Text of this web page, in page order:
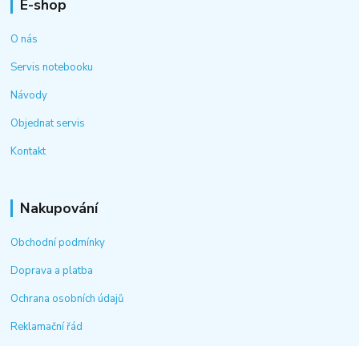
E-shop
O nás
Servis notebooku
Návody
Objednat servis
Kontakt
Nakupování
Obchodní podmínky
Doprava a platba
Ochrana osobních údajů
Reklamační řád